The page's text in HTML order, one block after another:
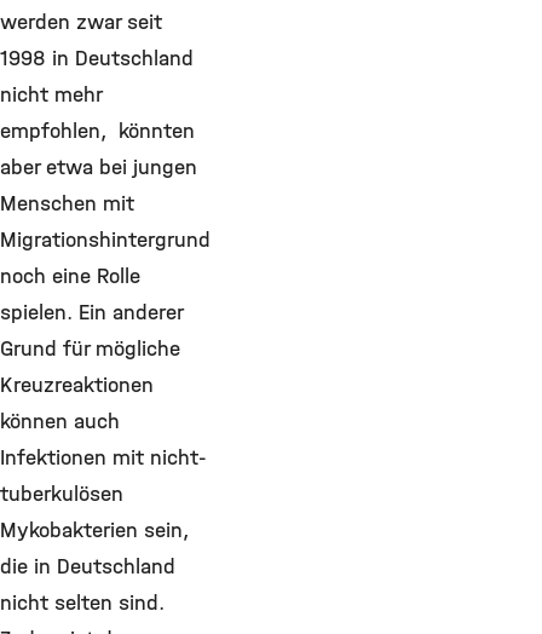
werden zwar seit
1998 in Deutschland
nicht mehr
empfohlen, könnten
aber etwa bei jungen
Menschen mit
Migrationshintergrund
noch eine Rolle
spielen. Ein anderer
Grund für mögliche
Kreuzreaktionen
können auch
Infektionen mit nicht-
tuberkulösen
Mykobakterien sein,
die in Deutschland
nicht selten sind.